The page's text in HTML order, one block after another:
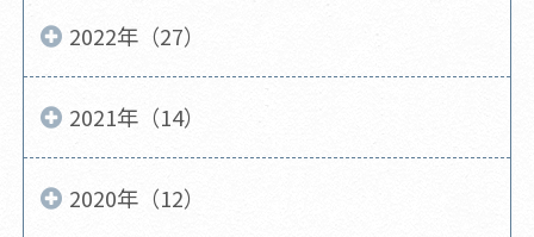
2022年（27）
2021年（14）
2020年（12）